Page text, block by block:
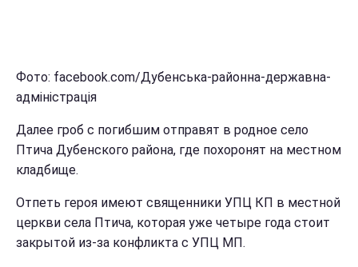
Фото: facebook.com/Дубенська-районна-державна-
адміністрація
Далее гроб с погибшим отправят в родное село
Птича Дубенского района, где похоронят на местном
кладбище.
Отпеть героя имеют священники УПЦ КП в местной
церкви села Птича, которая уже четыре года стоит
закрытой из-за конфликта с УПЦ МП.